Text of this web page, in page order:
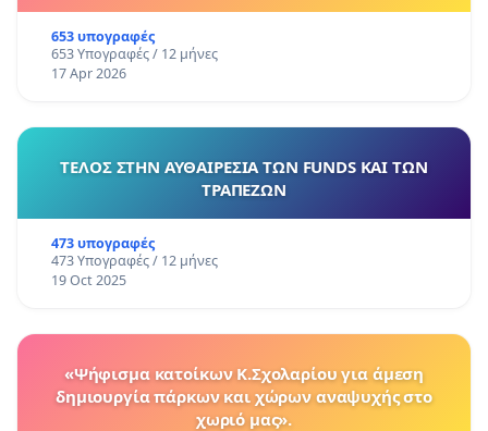
653 υπογραφές
653 Υπογραφές / 12 μήνες
17 Apr 2026
ΤΕΛΟΣ ΣΤΗΝ ΑΥΘΑΙΡΕΣΙΑ ΤΩΝ FUNDS ΚΑΙ ΤΩΝ
ΤΡΑΠΕΖΩΝ
473 υπογραφές
473 Υπογραφές / 12 μήνες
19 Oct 2025
«Ψήφισμα κατοίκων Κ.Σχολαρίου για άμεση
δημιουργία πάρκων και χώρων αναψυχής στο
χωριό μας».